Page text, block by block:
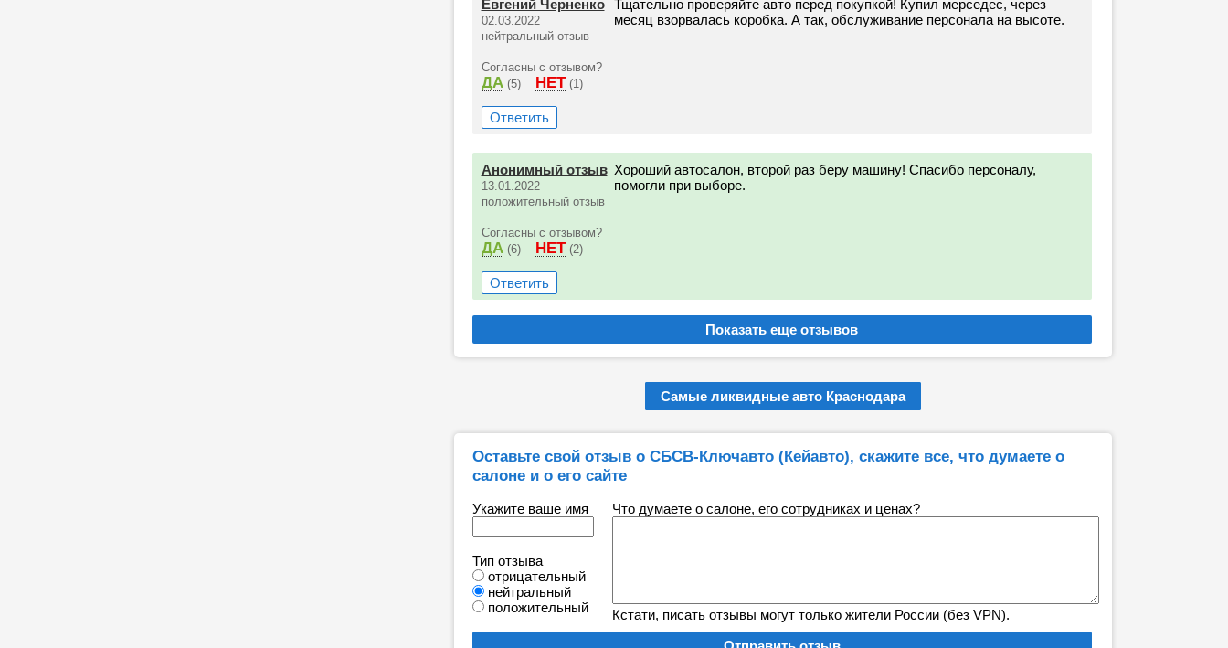
Евгений Черненко
02.03.2022
нейтральный отзыв
Согласны с отзывом?
ДА (5) НЕТ (1)
Тщательно проверяйте авто перед покупкой! Купил мерседес, через
месяц взорвалась коробка. А так, обслуживание персонала на высоте.
Ответить
Анонимный отзыв
13.01.2022
положительный отзыв
Согласны с отзывом?
ДА (6) НЕТ (2)
Хороший автосалон, второй раз беру машину! Спасибо персоналу,
помогли при выборе.
Ответить
Самые ликвидные авто Краснодара
Оставьте свой отзыв о СБСВ-Ключавто (Кейавто), скажите все, что думаете о
салоне и о его сайте
Укажите ваше имя
Тип отзыва
отрицательный
нейтральный
положительный
Что думаете о салоне, его сотрудниках и ценах?
Кстати, писать отзывы могут только жители России (без VPN).